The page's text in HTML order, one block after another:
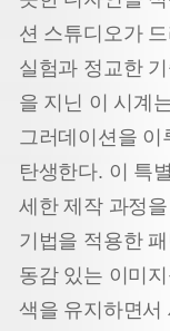
션 스튜디오가
실험과 정교한
을 지닌 이 시계
그러데이션을
탄생한다. 이 특
세한 제작 과정
기법을 적용한
동감 있는 이미
색을 유지하면서